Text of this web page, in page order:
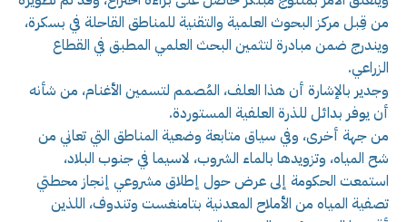
من قِبل مركز البحوث العلمية والتقنية للمناطق القاحلة في بسكرة،
ويندرج ضمن مبادرة لتثمين البحث العلمي المطبق في القطاع
الزراعي.
وجدير بالإشارة أن هذا العلف، المُصمم لتسمين الأغنام، من شأنه
أن يوفر بدائل للذرة العلفية المستوردة.
من جهة أخرى، وفي سياق متابعة وضعية المناطق التي تعاني من
شح المياه، وتزويدها بالماء الشروب، لاسيما في جنوب البلاد،
استمعت الحكومة إلى عرض حول إطلاق مشروعي إنجاز محطتي
تصفية المياه من الأملاح المعدنية بتامنغست وتندوف، اللذين